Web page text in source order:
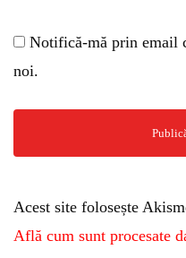
Notifică-mă prin email
noi.
Acest site folosește
Află cum sunt procesate